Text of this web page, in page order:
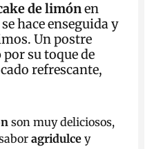
de limónen
hace enseguida y
Un postre
por su toque de
refrescante,
son muy deliciosos,
agridulcey